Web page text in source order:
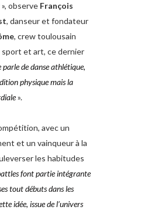
», observe François
, danseur et fondateur
, crew toulousain
et art, ce dernier
parle dedanse athlétique,
physique mais la
».
avec un
et un vainqueur à la
les habitudes
font partie intégrante
tout débuts dans les
idée, issue de l’univers